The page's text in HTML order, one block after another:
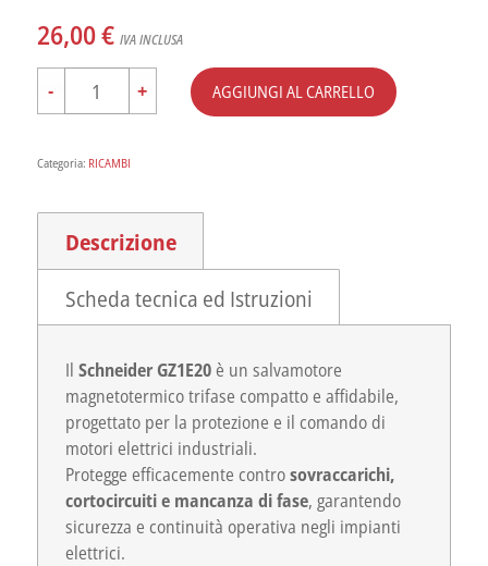
26,00€ IVA INCLUSA
AGGIUNGI AL CARRELLO
Categoria: RICAMBI
Descrizione
Scheda tecnica ed Istruzioni
Il Schneider GZ1E20è un salvamotore
magnetotermico trifase compatto e affidabile,
progettato per la protezione e il comando di
motori elettrici industriali.
Protegge efficacemente controsovraccarichi,
cortocircuiti e mancanza di fase, garantendo
sicurezza e continuità operativa negli impianti
elettrici.